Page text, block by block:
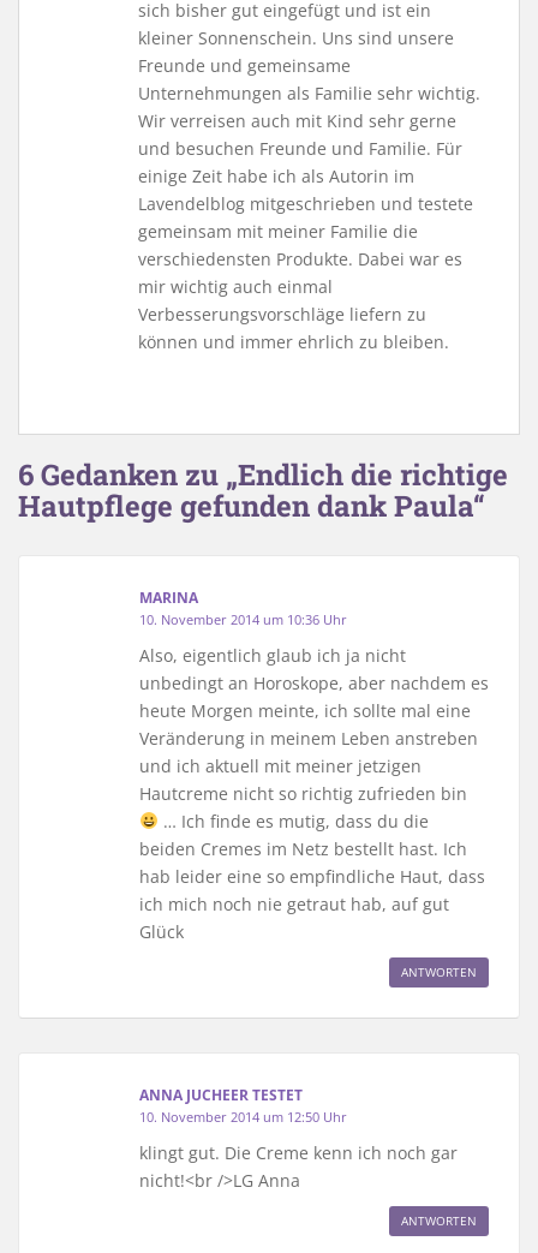
sich bisher gut eingefügt und ist ein
kleiner Sonnenschein. Uns sind unsere
Freunde und gemeinsame
Unternehmungen als Familie sehr wichtig.
Wir verreisen auch mit Kind sehr gerne
und besuchen Freunde und Familie. Für
einige Zeit habe ich als Autorin im
Lavendelblog mitgeschrieben und testete
gemeinsam mit meiner Familie die
verschiedensten Produkte. Dabei war es
mir wichtig auch einmal
Verbesserungsvorschläge liefern zu
können und immer ehrlich zu bleiben.
6 Gedanken zu „Endlich die richtige
Hautpflege gefunden dank Paula“
MARINA
10. November 2014 um 10:36 Uhr
Also, eigentlich glaub ich ja nicht
unbedingt an Horoskope, aber nachdem es
heute Morgen meinte, ich sollte mal eine
Veränderung in meinem Leben anstreben
und ich aktuell mit meiner jetzigen
Hautcreme nicht so richtig zufrieden bin
… Ich finde es mutig, dass du die
beiden Cremes im Netz bestellt hast. Ich
hab leider eine so empfindliche Haut, dass
ich mich noch nie getraut hab, auf gut
Glück
ANTWORTEN
ANNA JUCHEER TESTET
10. November 2014 um 12:50 Uhr
klingt gut. Die Creme kenn ich noch gar
nicht!<br />LG Anna
ANTWORTEN